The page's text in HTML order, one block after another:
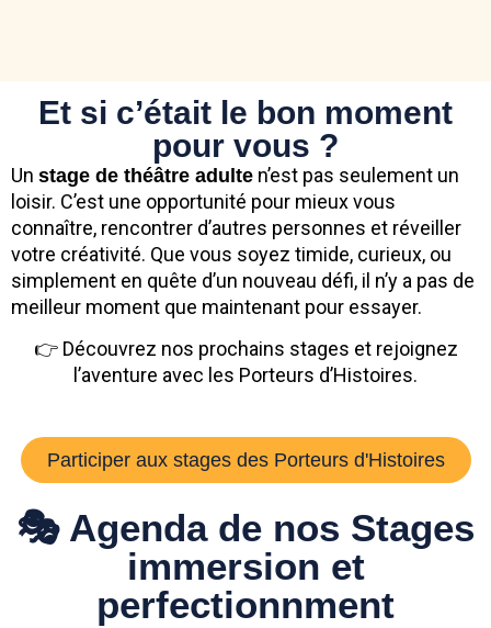
Et si c’était le bon moment
pour vous ?
Un stage de théâtre adulte n’est pas seulement un
loisir. C’est une opportunité pour mieux vous
connaître, rencontrer d’autres personnes et réveiller
votre créativité. Que vous soyez timide, curieux, ou
simplement en quête d’un nouveau défi, il n’y a pas de
meilleur moment que maintenant pour essayer.
👉 Découvrez nos prochains stages et rejoignez
l’aventure avec les Porteurs d’Histoires.
Participer aux stages des Porteurs d'Histoires
🎭 Agenda de nos Stages
immersion et
perfectionnment